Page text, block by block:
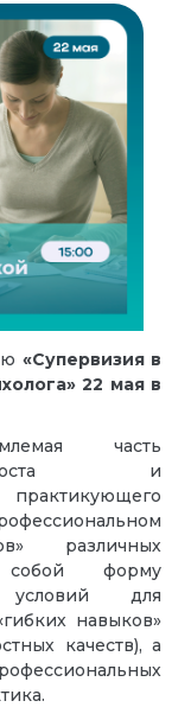
«Супервизия в
22 мая в
часть
роста и
различных
собой форму
для
навыков»
качеств), а